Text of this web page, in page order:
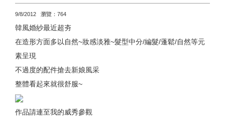
9/8/2012 瀏覽：764
韓風婚紗最近超夯
在造形方面多以自然~妝感淡雅~髮型中分/編髮/蓬鬆/自然等元
素呈現
不過度的配件搶去新娘風采
整體看起來就很舒服~
作品請連至我的威秀參觀